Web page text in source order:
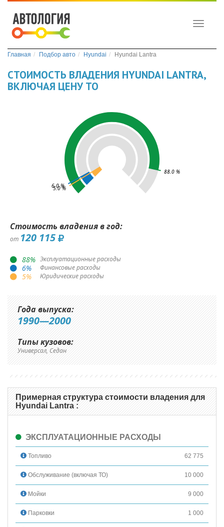
Toggle
Главная Подбор авто Hyundai Hyundai Lantra
СТОИМОСТЬ ВЛАДЕНИЯ HYUNDAI LANTRA,
ВКЛЮЧАЯ ЦЕНУ ТО
88.0 %
6.0 %
5.0 %
Стоимость владения в год:
от 120 115
88% Эксплуатационные расходы
6% Финансовые расходы
5% Юридические расходы
Года выпуска:
1990—2000
Типы кузовов:
Универсал, Седан
Примерная структура стоимости владения для
Hyundai Lantra :
ЭКСПЛУАТАЦИОННЫЕ РАСХОДЫ
Топливо 62 775
Обслуживание (включая ТО) 10 000
Мойки 9 000
Парковки 1 000